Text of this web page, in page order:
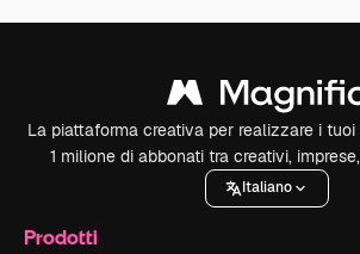
La piattaforma creativa per realizzare i
1 milione di abbonati tra creativi,
Italiano
Prodotti